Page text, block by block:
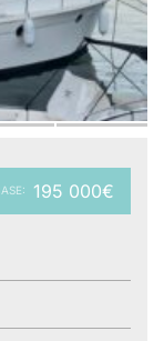
195 000€